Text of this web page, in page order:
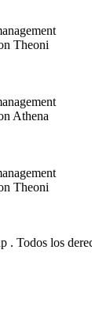
Theoni
Athena
Theoni
. Todos los